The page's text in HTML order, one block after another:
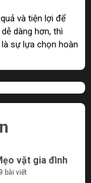
và tiện lợi để
dàng hơn, thì
là sự lựa chọn hoàn
vặt gia đình
bài viết